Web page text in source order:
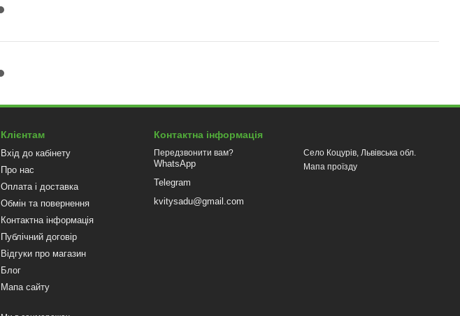
Клієнтам
Вхід до кабінету
Про нас
Оплата і доставка
Обмін та повернення
Контактна інформація
Публічний договір
Відгуки про магазин
Блог
Мапа сайту
Контактна інформація
Передзвонити вам?
WhatsApp
Telegram
kvitysadu@gmail.com
Село Коцурів, Львівська обл.
Мапа проїзду